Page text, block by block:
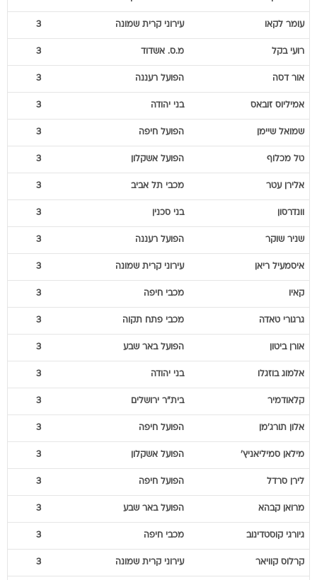
עומר לקאו עירוני קרית שמונה 3
רועי בקל מ.ס. אשדוד 3
אור דסה הפועל רעננה 3
אמיליוס זובאס בני יהודה 3
שמואל שיימן הפועל חיפה 3
טל מכלוף הפועל אשקלון 3
אלירן עטר מכבי תל אביב 3
וונדרסון בני סכנין 3
שניר שוקר הפועל רעננה 3
איסמעיל ריאן עירוני קרית שמונה 3
קאיו מכבי חיפה 3
גרגורי טאדה מכבי פתח תקוה 3
אורן ביטון הפועל באר שבע 3
אלמוג בוזגלו בני יהודה 3
קלאודמיר בית"ר ירושלים 3
אלון תורג'מן הפועל חיפה 3
מילאן סמיליאניץ' הפועל אשקלון 3
לירן סרדל הפועל חיפה 3
מרואן קבהא הפועל באר שבע 3
גיורגי קוסטדינוב מכבי חיפה 3
קרלוס קוויאר עירוני קרית שמונה 3